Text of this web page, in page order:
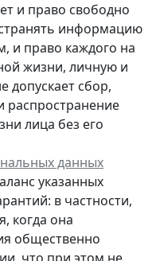
и право свободно
информацию
и право каждого на
жизни, личную и
допускает сбор,
распространение
лица без его
данных
указанных
в частности,
когда она
общественно